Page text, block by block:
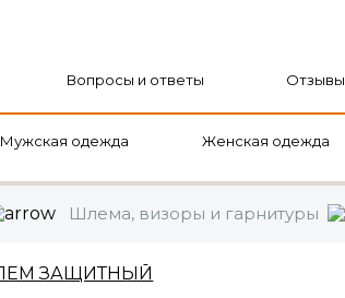
Вопросы и ответы Отзывы
Мужская одежда Женская одежда
Шлема, визоры и гарнитуры